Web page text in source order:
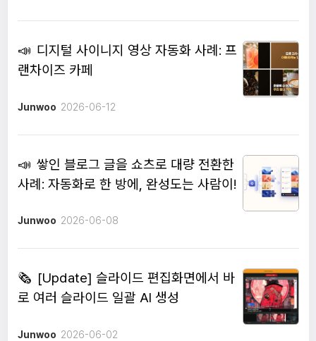
📣 디지털 사이니지 영상 자동화 사례: 프
랜차이즈 카페
Junwoo 2026-06-12
📣 쌓인 블로그 글을 쇼츠로 대량 전환한
사례: 자동화로 한 방에, 완성도는 사람이!
Junwoo 2026-06-08
🗞️ [Update] 슬라이드 편집화면에서 바
로 여러 슬라이드 일괄 AI 생성
Junwoo 2026-06-02